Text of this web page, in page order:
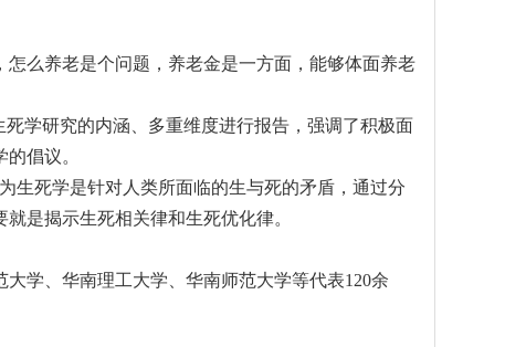
么养老是个问题，养老金是一方面，能够体面养老
学研究的内涵、多重维度进行报告，强调了积极面
倡议。
生死学是针对人类所面临的生与死的矛盾，通过分
是揭示生死相关律和生死优化律。
学、华南理工大学、华南师范大学等代表120余